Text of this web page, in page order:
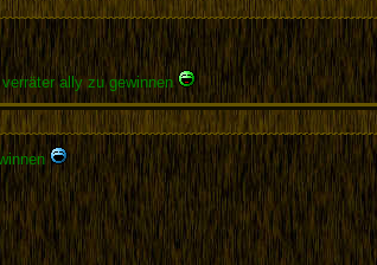
ally zu gewinnen